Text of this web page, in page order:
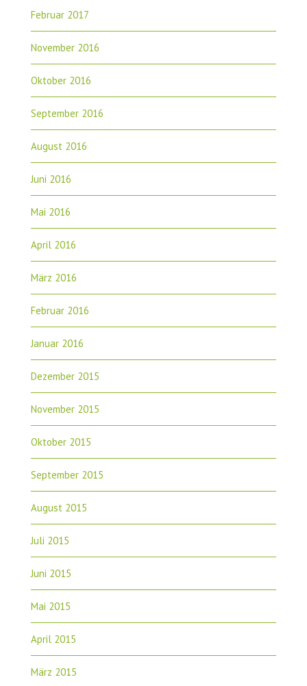
Februar 2017
November 2016
Oktober 2016
September 2016
August 2016
Juni 2016
Mai 2016
April 2016
März 2016
Februar 2016
Januar 2016
Dezember 2015
November 2015
Oktober 2015
September 2015
August 2015
Juli 2015
Juni 2015
Mai 2015
April 2015
März 2015